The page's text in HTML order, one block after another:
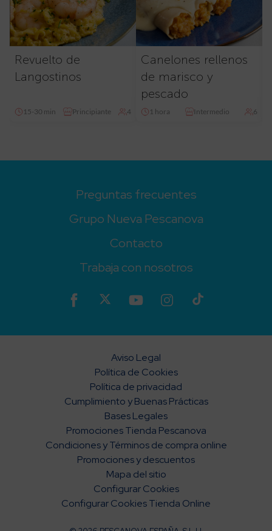
Revuelto de
Langostinos
15-30 min Principiante 4
Canelones rellenos
de marisco y
pescado
1 hora Intermedio 6
Preguntas frecuentes
Grupo Nueva Pescanova
Contacto
Trabaja con nosotros
Aviso Legal
Política de Cookies
Política de privacidad
Cumplimiento y Buenas Prácticas
Bases Legales
Promociones Tienda Pescanova
Condiciones y Términos de compra online
Promociones y descuentos
Mapa del sitio
Configurar Cookies
Configurar Cookies Tienda Online